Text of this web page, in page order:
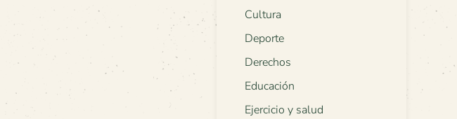
Cultura
Deporte
Derechos
Educación
Ejercicio y salud